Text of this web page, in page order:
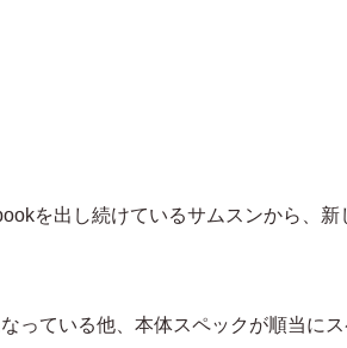
を出し続けているサムスンから、
っている他、本体スペックが順当に